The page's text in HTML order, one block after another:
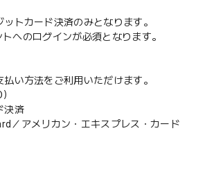
ットカード決済のみとなります。
トへのログインが必須となります。
払い方法をご利用いただけます。
決済
アメリカン・エキスプレス・カード